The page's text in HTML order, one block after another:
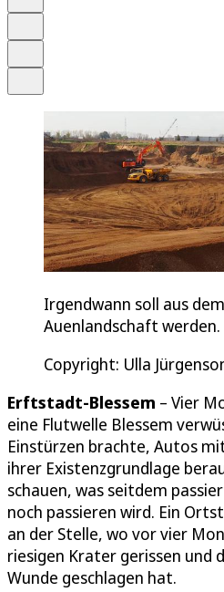
Irgendwann soll aus
Auenlandschaft werden.
Copyright: Ulla
Erftstadt-Blessem – Vier
eine Flutwelle Blessem
Einstürzen brachte, Autos
ihrer Existenzgrundlage
schauen, was seitdem
noch passieren wird. Ein
an der Stelle, wo vor vier
riesigen Krater gerissen und
Wunde geschlagen hat.